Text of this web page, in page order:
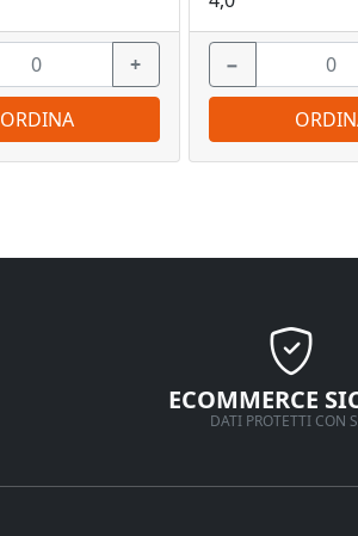
+
ORDINA
−
ECOMMERCE
DATI PROTETTI CON